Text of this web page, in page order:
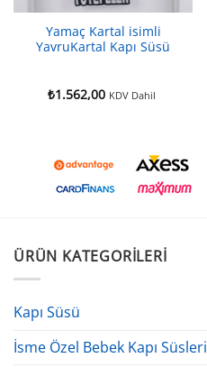
Yamaç Kartal isimli
YavruKartal Kapı Süsü
₺1.562,00 KDV Dahil
ÜRÜN KATEGORILERI
Kapı Süsü
İsme Özel Bebek Kapı Süsleri